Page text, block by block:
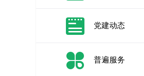
党建动态
普遍服务